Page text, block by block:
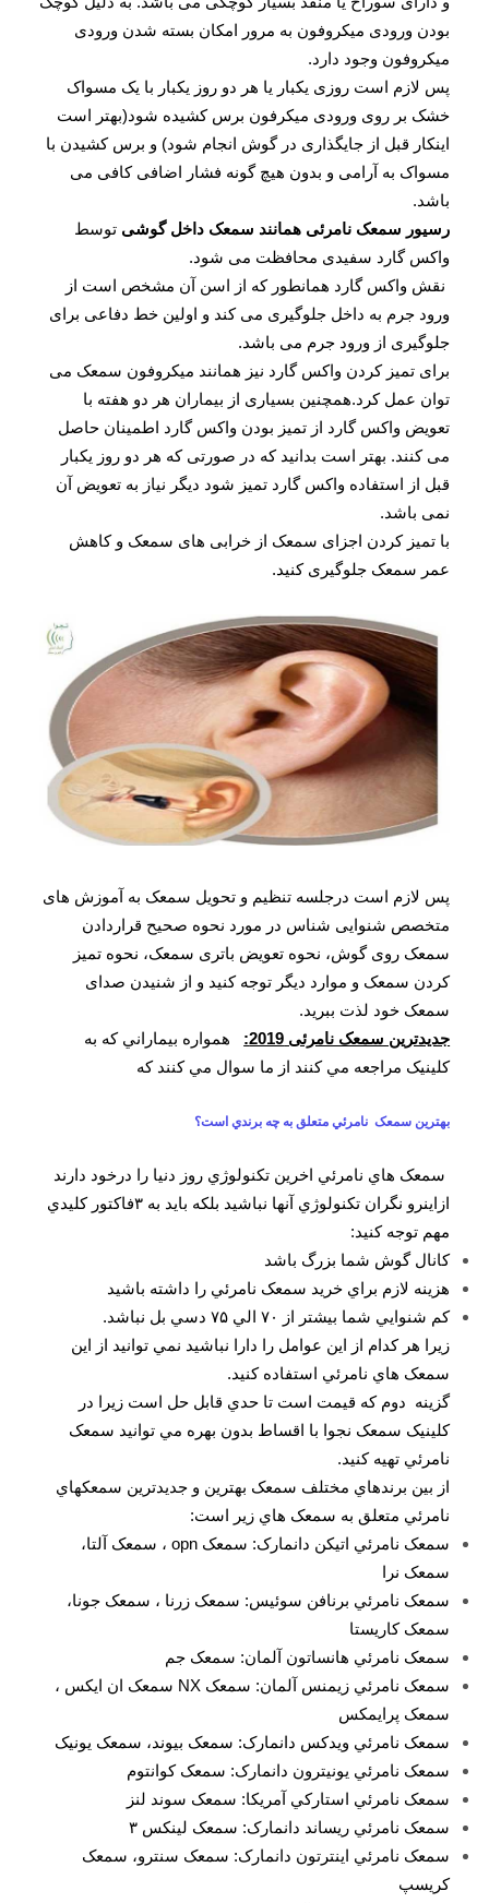
بودن ورودی میکروفون به مرور امکان بسته شدن ورودی
میکروفون وجود دارد.
پس لازم است روزی یکبار یا هر دو روز یکبار با یک مسواک
خشک بر روی ورودی میکرفون برس کشیده شود(بهتر است
اینکار قبل از جایگذاری در گوش انجام شود) و برس کشیدن با
مسواک به آرامی و بدون هیچ گونه فشار اضافی کافی می
باشد.
رسیور سمعک نامرئی همانند سمعک داخل گوشی توسط
واکس گارد سفیدی محافظت می شود.
نقش واکس گارد همانطور که از اسن آن مشخص است از
ورود جرم به داخل جلوگیری می کند و اولین خط دفاعی برای
جلوگیری از ورود جرم می باشد.
برای تمیز کردن واکس گارد نیز همانند میکروفون سمعک می
توان عمل کرد.همچنین بسیاری از بیماران هر دو هفته با
تعویض واکس گارد از تمیز بودن واکس گارد اطمینان حاصل
می کنند. بهتر است بدانید که در صورتی که هر دو روز یکبار
قبل از استفاده واکس گارد تمیز شود دیگر نیاز به تعویض آن
نمی باشد.
با تمیز کردن اجزای سمعک از خرابی های سمعک و کاهش
عمر سمعک جلوگیری کنید.
پس لازم است درجلسه تنظیم و تحویل سمعک به آموزش های
متخصص شنوایی شناس در مورد نحوه صحیح قراردادن
سمعک روی گوش، نحوه تعویض باتری سمعک، نحوه تمیز
کردن سمعک و موارد دیگر توجه کنید و از شنیدن صدای
سمعک خود لذت ببرید.
جدیدترین سمعک نامرئی 2019:
همواره بيماراني که به
کلينيک مراجعه مي کنند از ما سوال مي کنند که
بهترين سمعک نامرئي متعلق به چه برندي است؟
سمعک هاي نامرئي اخرين تکنولوژي روز دنيا را درخود دارند
ازاينرو نگران تکنولوژي آنها نباشيد بلکه بايد به ۳فاکتور کليدي
مهم توجه کنيد:
کانال گوش شما بزرگ باشد
هزينه لازم براي خريد سمعک نامرئي را داشته باشيد
کم شنوايي شما بيشتر از ۷۰ الي ۷۵ دسي بل نباشد.
زيرا هر کدام از اين عوامل را دارا نباشيد نمي توانيد از اين
سمعک هاي نامرئي استفاده کنيد.
گزينه دوم که قيمت است تا حدي قابل حل است زيرا در
کلينيک سمعک نجوا با اقساط بدون بهره مي توانيد سمعک
نامرئي تهيه کنيد.
از بين برندهاي مختلف سمعک بهترين و جديدترين سمعکهاي
نامرئي متعلق به سمعک هاي زير است:
سمعک نامرئي اتيکن دانمارک: سمعک opn ، سمعک آلتا،
سمعک نرا
سمعک نامرئي برنافن سوئيس: سمعک زرنا ، سمعک جونا،
سمعک کاريستا
سمعک نامرئي هانساتون آلمان: سمعک جم
سمعک نامرئي زيمنس آلمان: سمعک NX سمعک ان ايکس ،
سمعک پرايمکس
سمعک نامرئي ويدکس دانمارک: سمعک بيوند، سمعک يونيک
سمعک نامرئي يونيترون دانمارک: سمعک کوانتوم
سمعک نامرئي استارکي آمريکا: سمعک سوند لنز
سمعک نامرئي ريساند دانمارک: سمعک لينکس ۳
سمعک نامرئي اينترتون دانمارک: سمعک سنترو، سمعک
کريسپ